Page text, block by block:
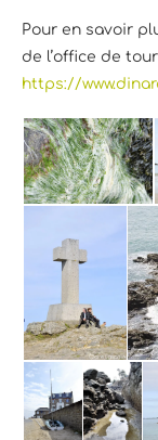
Pour en savoir
de l’office de
https://